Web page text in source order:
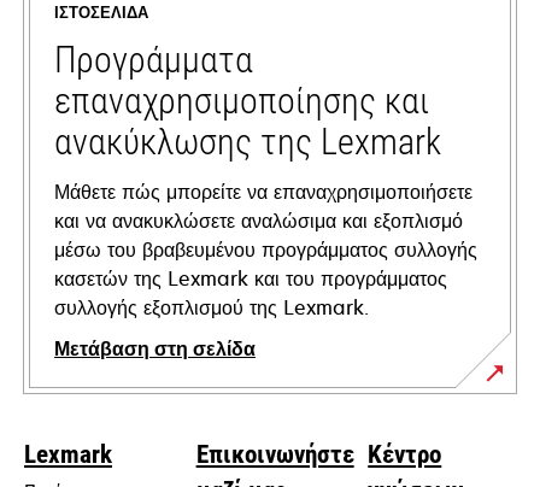
new
tab
ΙΣΤΟΣΕΛΊΔΑ
Προγράμματα
επαναχρησιμοποίησης και
ανακύκλωσης της Lexmark
Μάθετε πώς μπορείτε να επαναχρησιμοποιήσετε
και να ανακυκλώσετε αναλώσιμα και εξοπλισμό
μέσω του βραβευμένου προγράμματος συλλογής
κασετών της Lexmark και του προγράμματος
συλλογής εξοπλισμού της Lexmark.
Μετάβαση στη σελίδα
Lexmark
Επικοινωνήστε Κέντρο